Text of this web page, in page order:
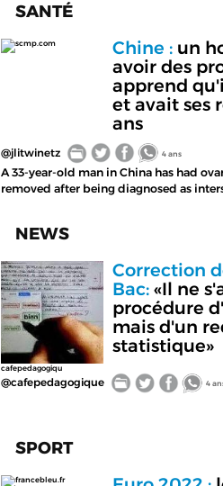
SANTÉ
scmp.com Chine :un
avoir des
apprend
et avait ses
ans
@jlitwinetz 4 ans
A 33-year-old man in China has had
removed after being diagnosed as
NEWS
cafepedagogiqu
Correction
Bac:«Il ne
procédure
mais d'un
statistique»
@cafepedagogique 4
SPORT
francebleu.fr